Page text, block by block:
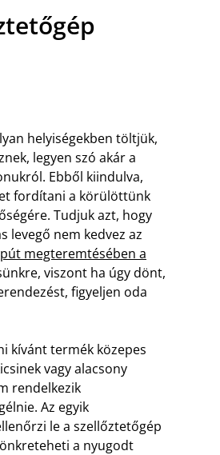
helyiségekben töltjük,
legyen szó akár a
Ebből kiindulva,
fordítani a körülöttünk
Tudjuk azt, hogy
levegő nem kedvez az
megteremtésében a
viszont ha úgy dönt,
figyeljen oda
kívánt termék közepes
vagy alacsony
rendelkezik
Az egyik
le a szellőztetőgép
a nyugodt